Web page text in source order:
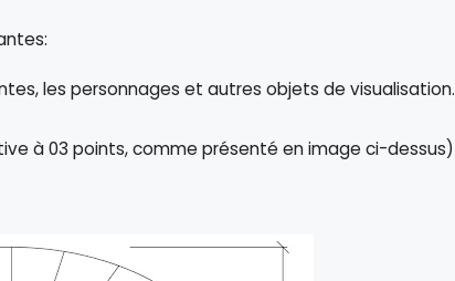
les personnages et autres objets de visualisation.
à 03 points, comme présenté en image ci-dessus)